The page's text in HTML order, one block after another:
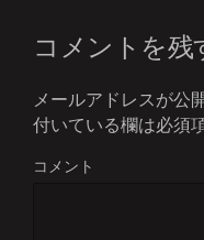
コメントを残
メールアドレスが公
付いている欄は必須
コメント